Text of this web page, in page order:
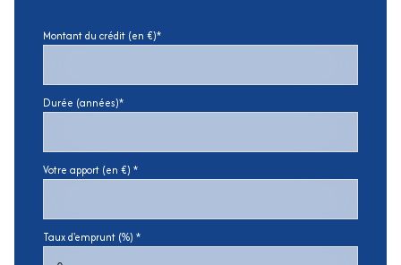
Montant du crédit (en €)*
Durée (années)*
Votre apport (en €) *
Taux d'emprunt (%) *